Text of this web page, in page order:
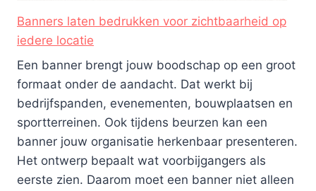
Banners laten bedrukken voor zichtbaarheid op
iedere locatie
Een banner brengt jouw boodschap op een groot
formaat onder de aandacht. Dat werkt bij
bedrijfspanden, evenementen, bouwplaatsen en
sportterreinen. Ook tijdens beurzen kan een
banner jouw organisatie herkenbaar presenteren.
Het ontwerp bepaalt wat voorbijgangers als
eerste zien. Daarom moet een banner niet alleen